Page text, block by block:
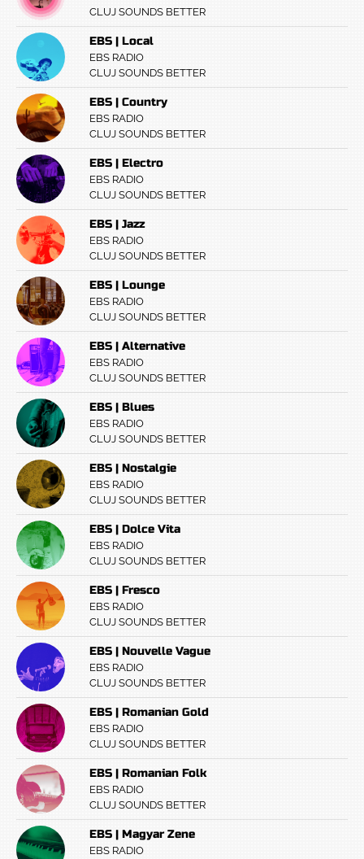
CLUJ SOUNDS BETTER
EBS | Local
EBS RADIO
CLUJ SOUNDS BETTER
EBS | Country
EBS RADIO
CLUJ SOUNDS BETTER
EBS | Electro
EBS RADIO
CLUJ SOUNDS BETTER
EBS | Jazz
EBS RADIO
CLUJ SOUNDS BETTER
EBS | Lounge
EBS RADIO
CLUJ SOUNDS BETTER
EBS | Alternative
EBS RADIO
CLUJ SOUNDS BETTER
EBS | Blues
EBS RADIO
CLUJ SOUNDS BETTER
EBS | Nostalgie
EBS RADIO
CLUJ SOUNDS BETTER
EBS | Dolce Vita
EBS RADIO
CLUJ SOUNDS BETTER
EBS | Fresco
EBS RADIO
CLUJ SOUNDS BETTER
EBS | Nouvelle Vague
EBS RADIO
CLUJ SOUNDS BETTER
EBS | Romanian Gold
EBS RADIO
CLUJ SOUNDS BETTER
EBS | Romanian Folk
EBS RADIO
CLUJ SOUNDS BETTER
EBS | Magyar Zene
EBS RADIO